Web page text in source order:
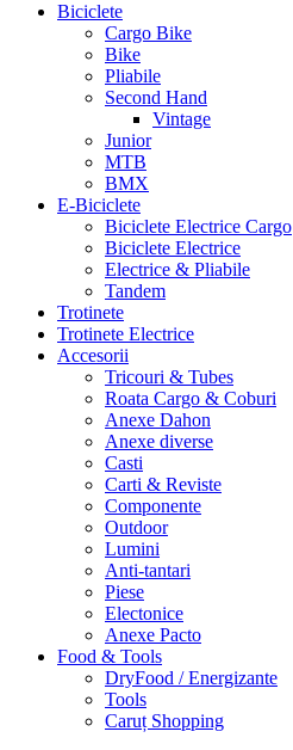
Biciclete
Cargo Bike
Bike
Pliabile
Second Hand
Vintage
Junior
MTB
BMX
E-Biciclete
Biciclete Electrice Cargo
Biciclete Electrice
Electrice & Pliabile
Tandem
Trotinete
Trotinete Electrice
Accesorii
Tricouri & Tubes
Roata Cargo & Coburi
Anexe Dahon
Anexe diverse
Casti
Carti & Reviste
Componente
Outdoor
Lumini
Anti-tantari
Piese
Electonice
Anexe Pacto
Food & Tools
DryFood / Energizante
Tools
Caruț Shopping